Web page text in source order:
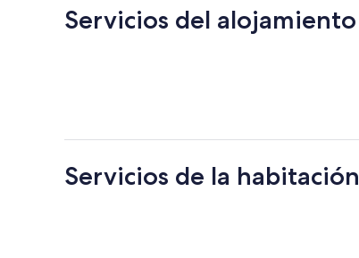
Servicios del alojamiento
Servicios de la habitación